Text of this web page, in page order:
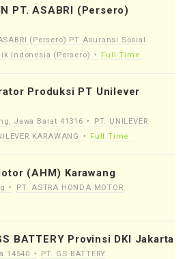
PT. ASABRI (Persero)
(Persero) PT Asuransi Sosial
Indonesia (Persero)
Full Time
Produksi PT Unilever
Jawa Barat 41316
PT. UNILEVER
KARAWANG
Full Time
(AHM) Karawang
PT. ASTRA HONDA MOTOR
BATTERY Provinsi DKI Jakarta
14540
PT. GS BATTERY